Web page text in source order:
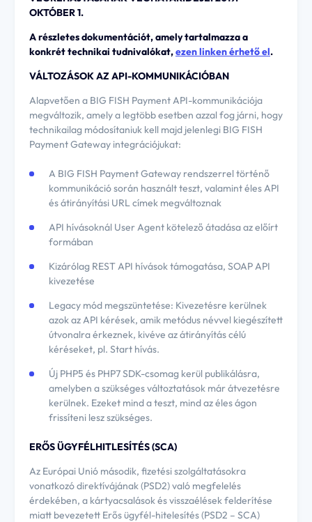
OKTÓBER 1.
A részletes dokumentációt, amely tartalmazza a
konkrét technikai tudnivalókat,ezen linken érhető el.
VÁLTOZÁSOK AZ API-KOMMUNIKÁCIÓBAN
Alapvetően a BIG FISH Payment API-kommunikációja
megváltozik, amely a legtöbb esetben azzal fog járni, hogy
technikailag módosítaniuk kell majd jelenlegi BIG FISH
Payment Gateway integrációjukat:
A BIG FISH Payment Gateway rendszerrel történő
kommunikáció során használt teszt, valamint éles API
és átirányítási URL címek megváltoznak
API hívásoknál User Agent kötelező átadása az előírt
formában
Kizárólag REST API hívások támogatása, SOAP API
kivezetése
Legacy mód megszüntetése: Kivezetésre kerülnek
azok az API kérések, amik metódus névvel kiegészített
útvonalra érkeznek, kivéve az átirányítás célú
kéréseket, pl. Start hívás.
Új PHP5 és PHP7 SDK-csomag kerül publikálásra,
amelyben a szükséges változtatások már átvezetésre
kerülnek. Ezeket mind a teszt, mind az éles ágon
frissíteni lesz szükséges.
ERŐS ÜGYFÉLHITLESÍTÉS (SCA)
Az Európai Unió második, fizetési szolgáltatásokra
vonatkozó direktívájának (PSD2) való megfelelés
érdekében, a kártyacsalások és visszaélések felderítése
miatt bevezetett Erős ügyfél-hitelesítés (PSD2 – SCA)